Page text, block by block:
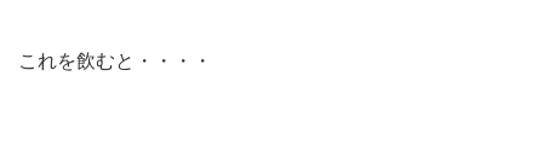
これを飲むと・・・・